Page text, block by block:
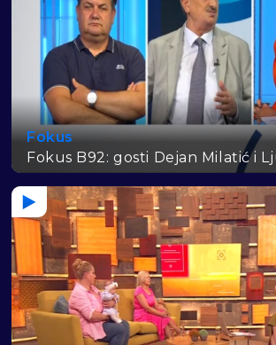
Fokus
Fokus B92: gosti Dejan Milatić i